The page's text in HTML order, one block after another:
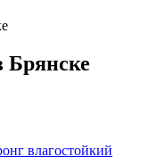
Брянске